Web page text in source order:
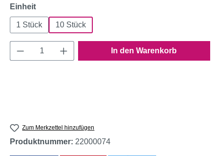
Einheitauswählen
1 Stück 10 Stück
Produkt Anzahl: Gib den gewünschten
In den Warenkorb
Zum Merkzettel hinzufügen
Produktnummer: 22000074